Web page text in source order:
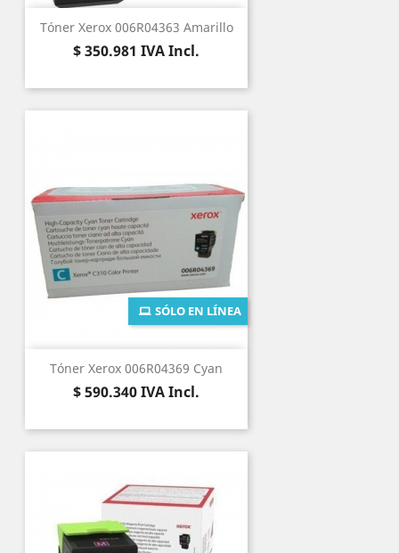
Tóner Xerox 006R04363 Amarillo
Precio
$ 350.981 IVA Incl.
Tóner Xerox 006R04369 Cyan
Precio
$ 590.340IVA Incl.
SÓLO EN LÍNEA